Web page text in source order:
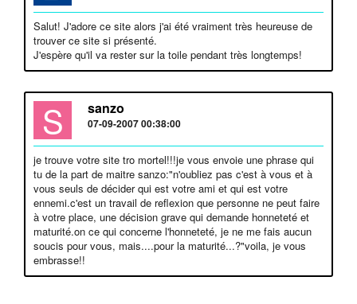
Salut! J'adore ce site alors j'ai été vraiment très heureuse de
trouver ce site si présenté.
J'espère qu'il va rester sur la toile pendant très longtemps!
S sanzo
07-09-2007 00:38:00
je trouve votre site tro mortel!!!je vous envoie une phrase qui
tu de la part de maitre sanzo:"n'oubliez pas c'est à vous et à
vous seuls de décider qui est votre ami et qui est votre
ennemi.c'est un travail de reflexion que personne ne peut faire
à votre place, une décision grave qui demande honneteté et
maturité.on ce qui concerne l'honneteté, je ne me fais aucun
soucis pour vous, mais....pour la maturité...?"voila, je vous
embrasse!!